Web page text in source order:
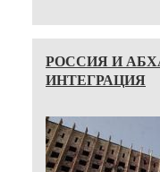
РОССИЯ И
ИНТЕГРАЦИЯ